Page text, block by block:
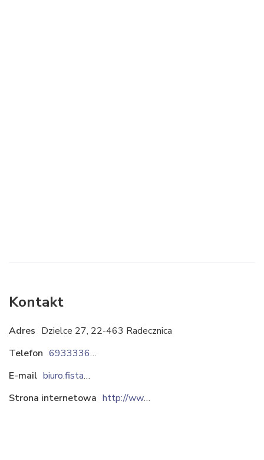
Kontakt
Adres Dzielce 27, 22-463 Radecznica
Telefon
693333674
E-mail
biuro.fistaszek@o2.pl
Strona internetowa
http://www.fistaszekbakalie.pl